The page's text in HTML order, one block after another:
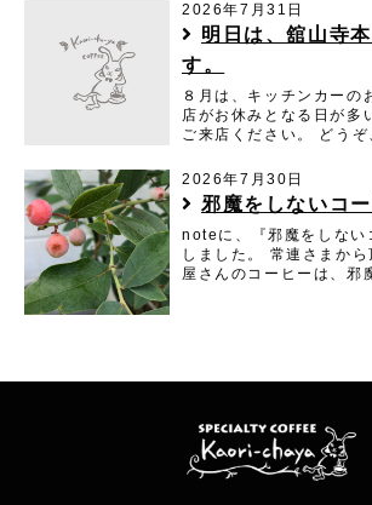
2026年7月31日
明日は、舘山寺
す。
８月は、キッチンカーの
店がお休みとなる日が多
ご来店ください。 どう
2026年7月30日
邪魔をしないコー
noteに、『邪魔をしない
しました。 常連さまか
屋さんのコーヒーは、邪